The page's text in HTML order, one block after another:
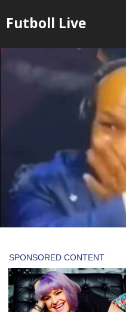
toFutboll Live